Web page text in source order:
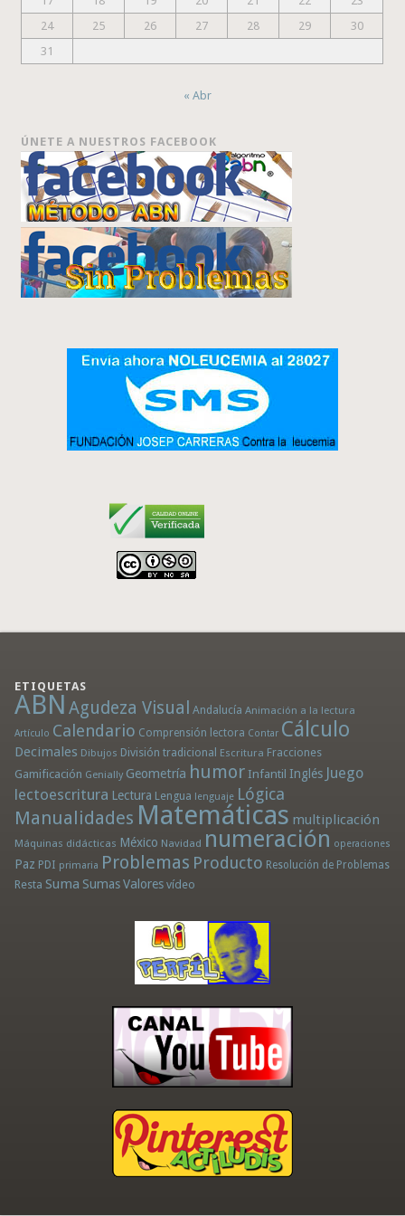
24
25 26 27 28 29
30
31
« Abr
ÚNETE A NUESTROS FACEBOOK
ETIQUETAS
ABN Agudeza Visual Andalucía Animación a la lectura
Artículo Calendario Comprensión lectora Contar Cálculo
Decimales Dibujos División tradicional Escritura Fracciones
Gamificación Genially Geometría humor Infantil Inglés Juego
lectoescritura Lectura Lengua lenguaje Lógica
Manualidades Matemáticas multiplicación
Máquinas didácticas México Navidad numeración operaciones
Paz PDI primaria Problemas Producto Resolución de Problemas
Resta Suma Sumas Valores vídeo